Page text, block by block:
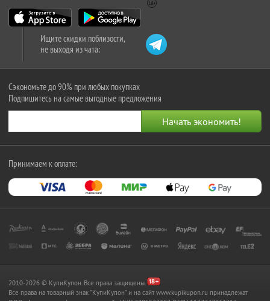
Ищите скидки поблизости,
не выходя из чата:
Сэкономьте до 90% при любых покупках
Подпишитесь на самые выгодные предложения
Принимаем к оплате:
2010-2026 © КупиКупон. Все права защищены.
Все права на товарный знак "КупиКупон" и на сайт www.kupikupon.ru принадлежат